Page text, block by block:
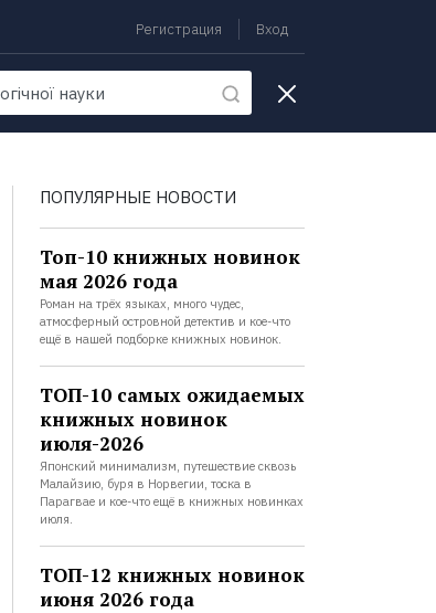
Регистрация Вход
ПОПУЛЯРНЫЕ НОВОСТИ
Топ-10 книжных новинок
мая 2026 года
Роман на трёх языках, много чудес,
атмосферный островной детектив и кое-что
ещё в нашей подборке книжных новинок.
ТОП-10 самых ожидаемых
книжных новинок
июля-2026
Японский минимализм, путешествие сквозь
Малайзию, буря в Норвегии, тоска в
Парагвае и кое-что ещё в книжных новинках
июля.
ТОП-12 книжных новинок
июня 2026 года